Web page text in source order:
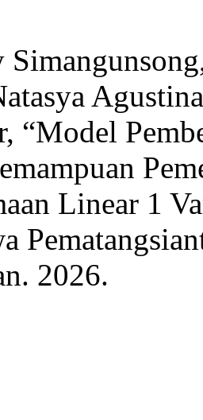
“Model
Linear 1
2026.